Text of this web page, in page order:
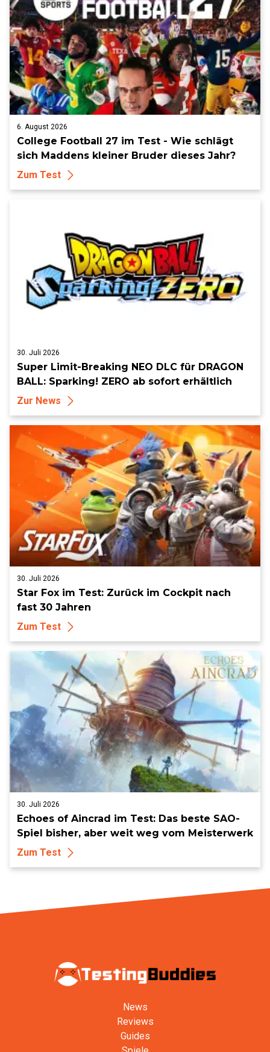
6. August 2026
College Football 27 im Test - Wie schlägt
sich Maddens kleiner Bruder dieses Jahr?
Zum Test
30. Juli 2026
Super Limit-Breaking NEO DLC für DRAGON
BALL: Sparking! ZERO ab sofort erhältlich
Zur News
30. Juli 2026
Star Fox im Test: Zurück im Cockpit nach
fast 30 Jahren
Zum Test
30. Juli 2026
Echoes of Aincrad im Test: Das beste SAO-
Spiel bisher, aber weit weg vom Meisterwerk
Zum Test
News
Reviews
Guides